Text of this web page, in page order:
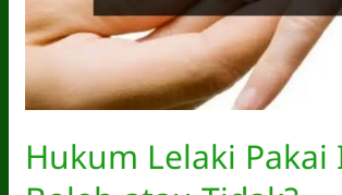
Hukum Lelaki Pakai